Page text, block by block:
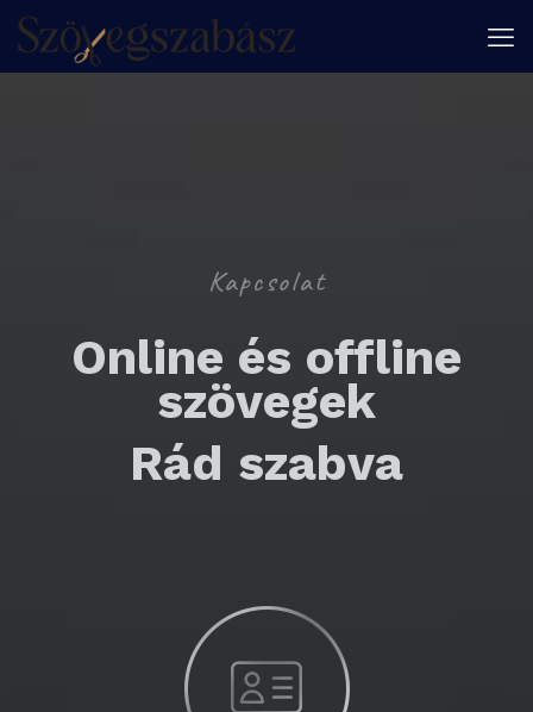
Kapcsolat
Online és offline
szövegek
Rád szabva